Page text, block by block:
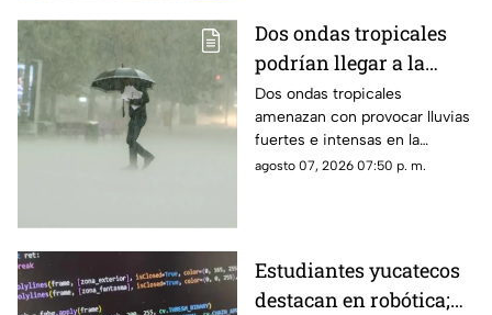
Dos ondas tropicales
podrían llegar a la
Península de Yucatán y
provocar varios días de
lluvias; esto se sabe
Dos ondas tropicales
amenazan con provocar lluvias
fuertes e intensas en la
Península de Yucatán, por lo
agosto 07, 2026 07:50 p. m.
Estudiantes yucatecos
destacan en robótica;